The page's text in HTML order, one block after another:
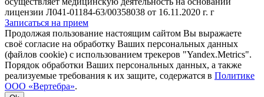
лицензии Л041-01184-63/00358038 от 16.11.2020 г. г
Записаться на прием
Продолжая пользование настоящим сайтом Вы выражаете
своё согласие на обработку Ваших персональных данных
(файлов cookie) с использованием трекеров "Yandex.Metrics".
Порядок обработки Ваших персональных данных, а также
реализуемые требования к их защите, содержатся в Политике
ООО «Вертебра».